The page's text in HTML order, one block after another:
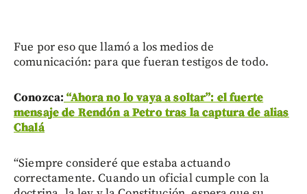
Fue por eso que llamó a los medios de
comunicación: para que fueran testigos de todo.
Conozca: “Ahora no lo vaya a soltar”: el fuerte
mensaje de Rendón a Petro tras la captura de alias
Chalá
“Siempre consideré que estaba actuando
correctamente. Cuando un oficial cumple con la